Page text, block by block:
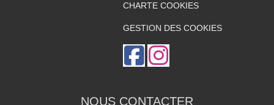
CHARTE COOKIES
GESTION DES COOKIES
NOUS CONTACTER